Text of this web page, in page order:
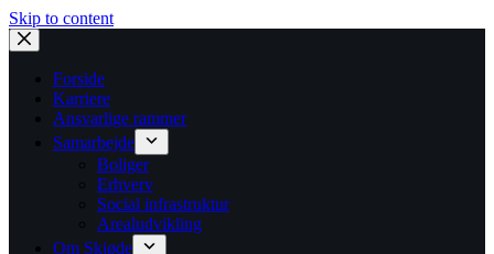
Skip to content
Forside
Karriere
Ansvarlige rammer
Samarbejde
Boliger
Erhverv
Social infrastruktur
Arealudvikling
Om Skjøde